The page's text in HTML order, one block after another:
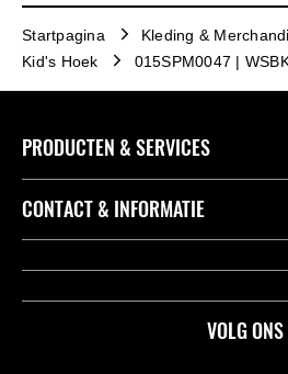
Startpagina Kleding &
Kid's Hoek
015SPM0047 |
VOLG ONS
PRODUCTEN & SERVICES
Accessoires & Onderdelen
Dealers
CONTACT & INFORMATIE
Contact